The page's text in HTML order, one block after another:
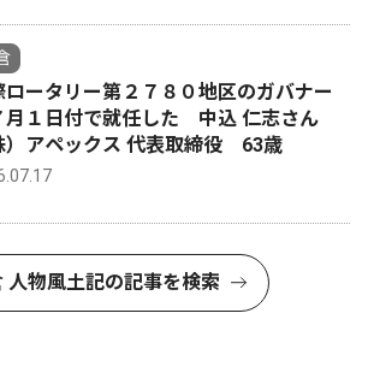
ロータリー第２７８０地区のガバナー
月１日付で就任した 中込 仁志さん
）アペックス 代表取締役 63歳
人物風土記の記事を検索